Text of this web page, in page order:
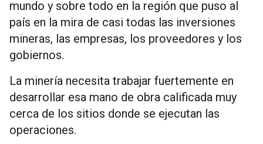
mundo y sobre todo en la región que puso al
país en la mira de casi todas las inversiones
mineras, las empresas, los proveedores y los
gobiernos.
La minería necesita trabajar fuertemente en
desarrollar esa mano de obra calificada muy
cerca de los sitios donde se ejecutan las
operaciones.